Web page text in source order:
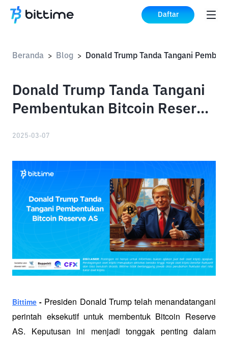
Daftar
Beranda > Blog >
Donald Trump Tanda Tangani
Pembentukan Bitcoin Reserve
2025-03-07
Bittime - Presiden Donald Trump telah menandatangani
perintah eksekutif untuk membentuk Bitcoin Reserve
AS. Keputusan ini menjadi tonggak penting dalam